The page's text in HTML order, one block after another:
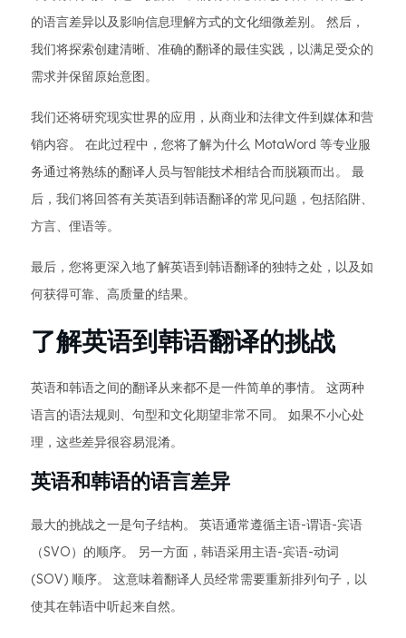
的语言差异以及影响信息理解方式的文化细微差别。 然后，
我们将探索创建清晰、准确的翻译的最佳实践，以满足受众的
需求并保留原始意图。
我们还将研究现实世界的应用，从商业和法律文件到媒体和营
销内容。 在此过程中，您将了解为什么 MotaWord 等专业服
务通过将熟练的翻译人员与智能技术相结合而脱颖而出。 最
后，我们将回答有关英语到韩语翻译的常见问题，包括陷阱、
方言、俚语等。
最后，您将更深入地了解英语到韩语翻译的独特之处，以及如
何获得可靠、高质量的结果。
了解英语到韩语翻译的挑战
英语和韩语之间的翻译从来都不是一件简单的事情。 这两种
语言的语法规则、句型和文化期望非常不同。 如果不小心处
理，这些差异很容易混淆。
英语和韩语的语言差异
最大的挑战之一是句子结构。 英语通常遵循主语-谓语-宾语
（SVO）的顺序。 另一方面，韩语采用主语-宾语-动词
(SOV) 顺序。 这意味着翻译人员经常需要重新排列句子，以
使其在韩语中听起来自然。